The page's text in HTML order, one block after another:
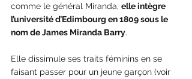
comme le général Miranda, elle intègre
l’université d’Edimbourg en 1809 sous le
nom de James Miranda Barry.
Elle dissimule ses traits féminins en se
faisant passer pour un jeune garçon (voir